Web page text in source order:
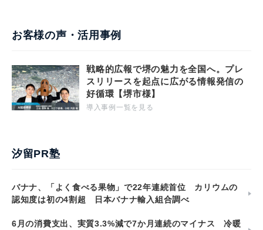
お客様の声・活用事例
戦略的広報で堺の魅力を全国へ。プレ
スリリースを起点に広がる情報発信の
好循環【堺市様】
導入事例一覧を見る
汐留PR塾
バナナ、「よく食べる果物」で22年連続首位 カリウムの
認知度は初の4割超 日本バナナ輸入組合調べ
6月の消費支出、実質3.3%減で7か月連続のマイナス 冷暖